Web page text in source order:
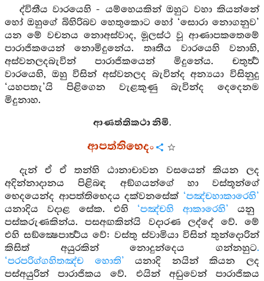
ද්විතීය වාරයෙහි - යම්හෙයකින් ඔහුට වහා කියන්නේ
හෝ ඔහුගේ බිහිරිබව හෙතුකොට හෝ ‘සොරා නොගනුව’
යන මේ වචනය නොඅස්වාද, මූලස්ථ වූ ආණාපකතෙමේ
පාරාජිකයෙන් නොමිදුනේය. තෘතීය වාරයෙහි වනාහි,
අස්වනලදබැවින් පාරාජිකයෙන් මිදුනේය. චතුර්‍ත්‍ථ
වාරයෙහි, ඔහු විසින් අස්වනලද බැවින්ද අන්‍යයා විසිනුදු
‘යහපතැ’යි පිළිගෙන වැළකුණු බැවින්ද දෙදෙනම
මිදුනාහ.
ආණත්තිකථා නිමි.
ආපත්තිභෙදං
දැන් ඒ ඒ තන්හි ඨානාචාවන වසයෙන් කියන ලද
අදින්නාදානය පිළිබඳ අඞ්ගයන්ගේ හා වස්තූන්ගේ
භෙදයෙන්ද ආපත්තිභෙදය දක්වනසේක් ‘පඤ්චහාකාරෙහි’
යනාදිය වදාළ සේක. එහි ‘පඤ්චහි ආකාරෙහි’ යනු
පස්කරුණකින්ය. පසඅඟකින්යි වදාරණ ලද්දේ වේ. මේ
එහි සඞ්ක්‍ෂෙපාර්‍ත්‍ථය වේ: වස්තු ස්වාමියා විසින් තුන්දොරින්
කිසිත් අයුරකින් නොදුන්දෙය ගන්නහුට.
‘පරපරිග්ගහිතඤ්ච හොති’ යනාදි නයින් කියන ලද
පස්අයුරින් පාරාජිකය වේ. එයින් අඩුවෙන් පාරාජිකය